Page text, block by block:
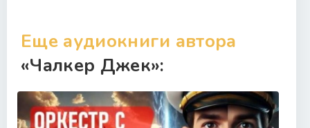
Еще аудиокниги автора
«Чалкер Джек»: